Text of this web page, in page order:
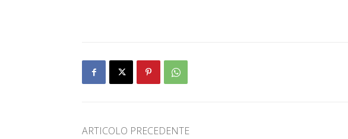
ARTICOLO PRECEDENTE